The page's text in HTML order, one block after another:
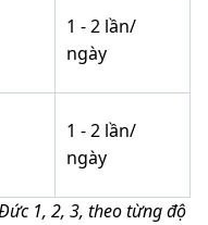
1 - 2 lần/
ngày
1 - 2 lần/
ngày
1, 2, 3, theo từng độ